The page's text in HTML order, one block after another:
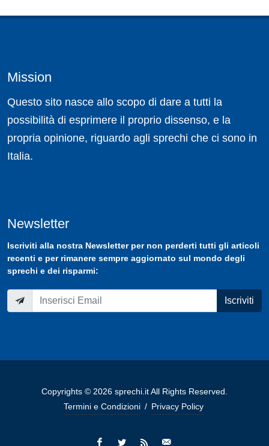
Mission
Questo sito nasce allo scopo di dare a tutti la
possibilità di esprimere il proprio dissenso, e la
propria opinione, riguardo agli sprechi che ci sono in
Italia.
Newsletter
Iscriviti alla nostra Newsletterper non perderti tutti gli articoli
recenti e per rimanere sempre aggiornato sul mondo degli
sprechi e dei risparmi:
Iscriviti
Copyrights © 2026 sprechi.it All Rights Reserved.
Termini e Condizioni / Privacy Policy